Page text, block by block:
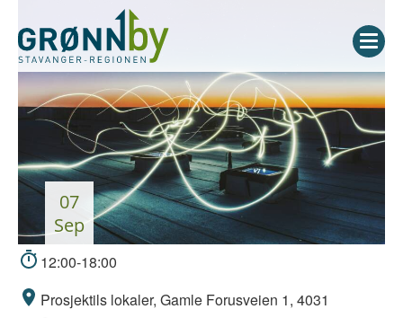
07
sep
12:00-18:00
Prosjektils lokaler, Gamle Forusveien 1, 4031